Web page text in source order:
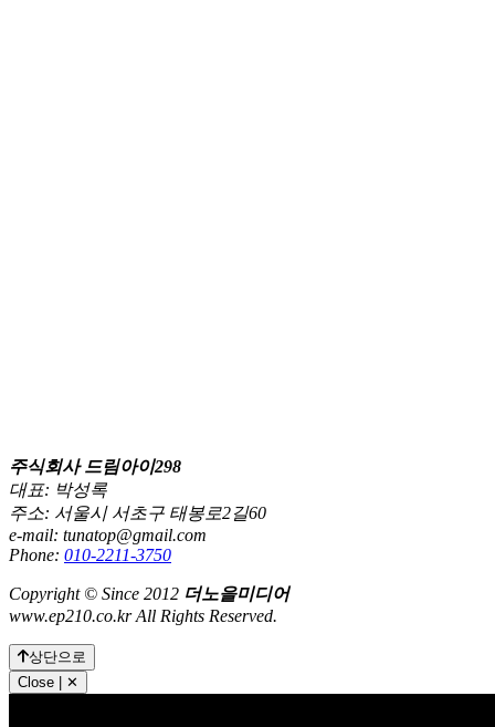
주식회사 드림아이298
대표: 박성록
주소: 서울시 서초구 태봉로2길60
e-mail: tunatop@gmail.com
Phone: 010-2211-3750
Copyright © Since 2012 더노을미디어
www.ep210.co.kr All Rights Reserved.
상단으로
Close | ✕